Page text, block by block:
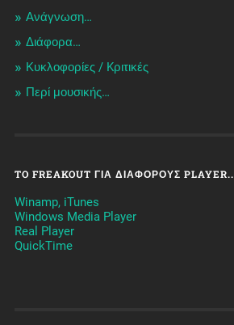
Ανάγνωση…
Διάφορα…
Κυκλοφορίες / Kριτικές
Περί μουσικής…
TO FREAKOUT ΓΙΑ ΔΙΆΦΟΡΟΥΣ PLAYER..
Winamp, iTunes
Windows Media Player
Real Player
QuickTime